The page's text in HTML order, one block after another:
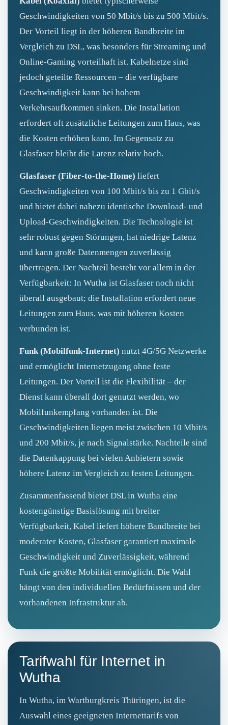
Geschwindigkeiten von 50 Mbit/s bis zu 500 Mbit/s.
Der Vorteil liegt in der höheren Bandbreite im
Vergleich zu DSL, was besonders für Streaming und
Online‑Gaming vorteilhaft ist. Kabelnetze sind
jedoch geteilte Ressourcen – die verfügbare
Geschwindigkeit kann bei hohem
Verkehrsaufkommen sinken. Die Installation
erfordert oft zusätzliche Leitungen zum Haus, was
die Kosten erhöhen kann. Im Gegensatz zu
Glasfaser bleibt die Latenz relativ hoch.
Glasfaser (Fiber‑to‑the‑Home) liefert
Geschwindigkeiten von 100 Mbit/s bis zu 1 Gbit/s
und bietet dabei nahezu identische Download- und
Upload‑Geschwindigkeiten. Die Technologie ist
sehr robust gegen Störungen, hat niedrige Latenz
und kann große Datenmengen zuverlässig
übertragen. Der Nachteil besteht vor allem in der
Verfügbarkeit: In Wutha ist Glasfaser noch nicht
überall ausgebaut; die Installation erfordert neue
Leitungen zum Haus, was mit höheren Kosten
verbunden ist.
Funk (Mobilfunk‑Internet) nutzt 4G/5G Netzwerke
und ermöglicht Internetzugang ohne feste
Leitungen. Der Vorteil ist die Flexibilität – der
Dienst kann überall dort genutzt werden, wo
Mobilfunkempfang vorhanden ist. Die
Geschwindigkeiten liegen meist zwischen 10 Mbit/s
und 200 Mbit/s, je nach Signalstärke. Nachteile sind
die Datenkappung bei vielen Anbietern sowie
höhere Latenz im Vergleich zu festen Leitungen.
Zusammenfassend bietet DSL in Wutha eine
kostengünstige Basislösung mit breiter
Verfügbarkeit, Kabel liefert höhere Bandbreite bei
moderater Kosten, Glasfaser garantiert maximale
Geschwindigkeit und Zuverlässigkeit, während
Funk die größte Mobilität ermöglicht. Die Wahl
hängt von den individuellen Bedürfnissen und der
vorhandenen Infrastruktur ab.
Tarifwahl für Internet in
Wutha
In Wutha, im Wartburgkreis Thüringen, ist die
Auswahl eines geeigneten Internettarifs von